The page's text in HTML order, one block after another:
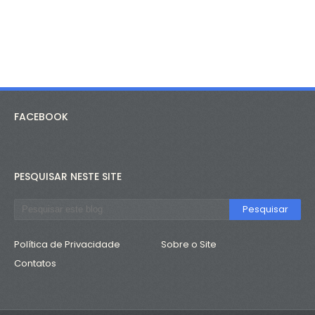
FACEBOOK
PESQUISAR NESTE SITE
Política de Privacidade
Sobre o Site
Contatos